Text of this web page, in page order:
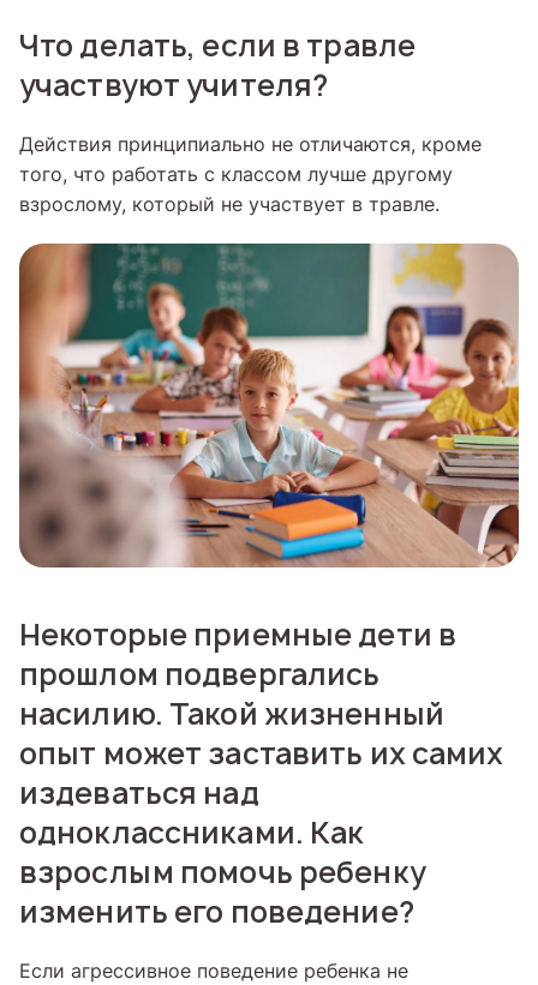
Что делать, если в травле
участвуют учителя?
Действия принципиально не отличаются, кроме
того, что работать с классом лучше другому
взрослому, который не участвует в травле.
Некоторые приемные дети в
прошлом подвергались
насилию. Такой жизненный
опыт может заставить их самих
издеваться над
одноклассниками. Как
взрослым помочь ребенку
изменить его поведение?
Если агрессивное поведение ребенка не